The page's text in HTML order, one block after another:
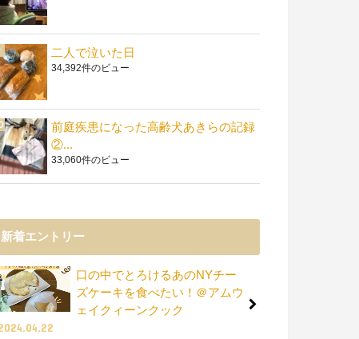
二人で泣いた日
34,392件のビュー
前庭疾患になった高齢犬あきらの記録
②...
33,060件のビュー
新着エントリー
口の中でとろけるあのNYチー
ズケーキを食べたい！＠アムウ
ェイクィーンクック